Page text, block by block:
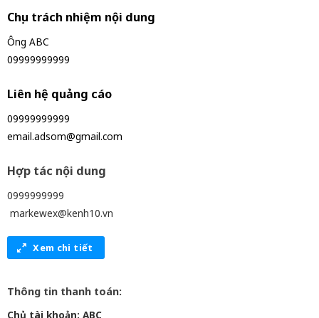
Chịu trách nhiệm nội dung
Ông ABC
09999999999
Liên hệ quảng cáo
09999999999
email.adsom@gmail.com
Hợp tác nội dung
0999999999
markewex@kenh10.vn
Xem chi tiết
Thông tin thanh toán:
Chủ tài khoản: ABC